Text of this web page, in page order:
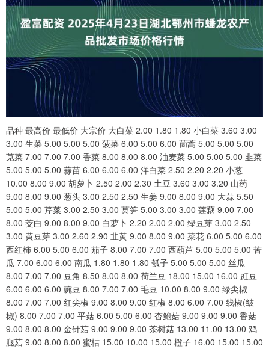
品种 最高价 最低价 大宗价 大白菜 2.00 1.80 1.80 小白菜 3.60 3.00
3.00 生菜 5.00 5.00 5.00 菠菜 6.00 5.00 6.00 茼蒿 5.00 5.00 5.00
苋菜 7.00 7.00 7.00 香菜 8.00 8.00 8.00 油麦菜 5.00 5.00 5.00 韭菜
5.00 5.00 5.00 蒜苗 6.00 6.00 6.00 洋白菜 2.50 2.20 2.20 小葱
10.00 8.00 9.00 胡萝卜 2.50 2.00 2.30 土豆 3.60 3.00 3.20 山药
9.00 8.00 9.00 葱头 3.00 2.50 2.50 生姜 9.00 8.00 9.00 大蒜 5.50
5.00 5.00 芹菜 3.00 2.50 3.00 莴笋 5.00 3.00 3.00 莲藕 9.00 7.00
8.00 茭白 9.00 8.00 9.00 白萝卜 2.20 2.00 2.00 绿豆芽 3.00 2.50
3.00 黄豆芽 3.00 2.60 2.90 韭黄 9.00 8.00 9.00 菜花 6.00 5.00 6.00
西红柿 6.00 5.00 6.00 茄子 8.00 7.00 7.00 西葫芦 5.00 5.00 5.00 苦
瓜 7.00 6.00 6.00 南瓜 1.80 1.80 1.80 瓠子 5.00 5.00 5.00 丝瓜
8.00 7.00 7.00 豆角 8.50 8.00 8.00 荷兰豆 18.00 15.00 16.00 豇豆
6.00 6.00 6.00 豌豆 8.00 7.00 7.00 毛豆 10.00 8.00 9.00 绿尖椒
8.00 7.00 7.00 红尖椒 9.00 8.00 9.00 红椒 8.00 6.00 7.00 线椒(皱
椒) 8.00 7.00 7.00 平菇 6.00 5.00 6.00 杏鲍菇 9.00 9.00 9.00 香菇
9.00 8.00 8.00 金针菇 9.00 9.00 9.00 茶树菇 13.00 11.00 13.00 鸡
腿菇 9.00 8.00 8.00 蜜桔 15.00 10.00 15.00 橙子 16.00 15.00 15.00